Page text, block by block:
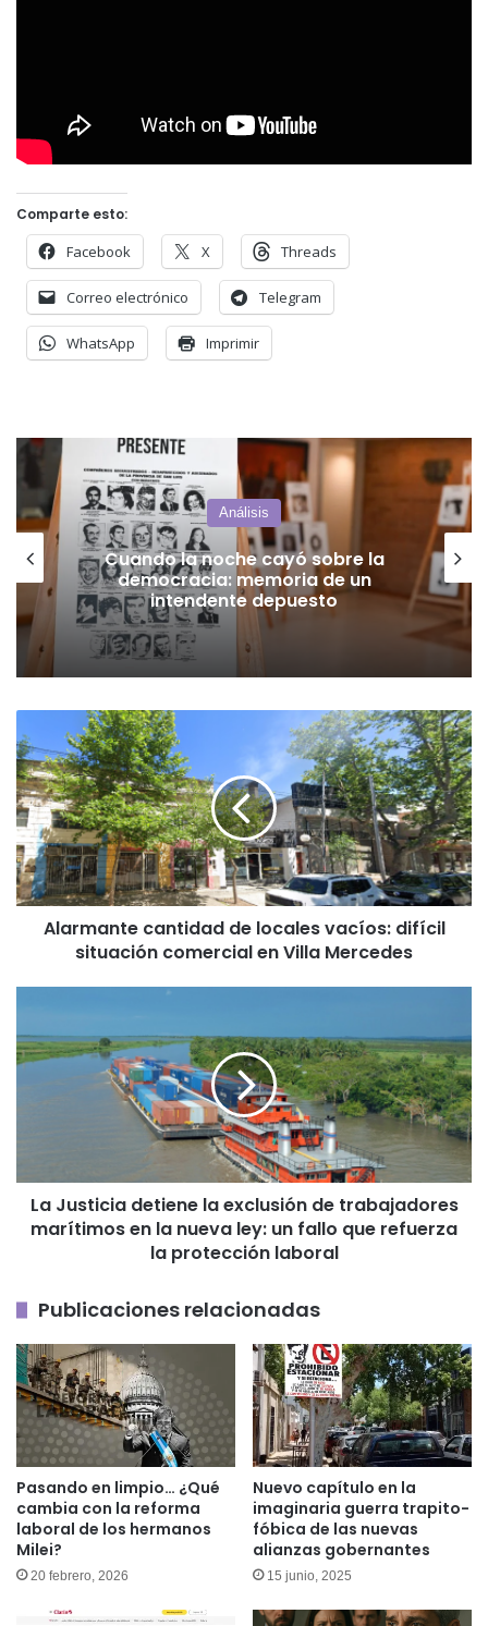
Comparte esto:
Facebook X Threads
Correo electrónico Telegram
WhatsApp Imprimir
Análisis
las opciones del
peronismo/peornismo, según Jorge
Asís
cantidad
de
locales
vacíos:
difícil
situación
comercial
en
Mercedes
Alarmante cantidad de locales vacíos: difícil
situación comercial en Villa Mercedes
detiene
la
en
nueva
que
la
protección
laboral
La Justicia detiene la exclusión de trabajadores
marítimos en la nueva ley: un fallo que refuerza
la protección laboral
Publicaciones relacionadas
Pasando en limpio… ¿Qué
cambia con la reforma
laboral de los hermanos
Milei?
20 febrero, 2026
Nuevo capítulo en la
imaginaria guerra trapito-
fóbica de las nuevas
alianzas gobernantes
15 junio, 2025